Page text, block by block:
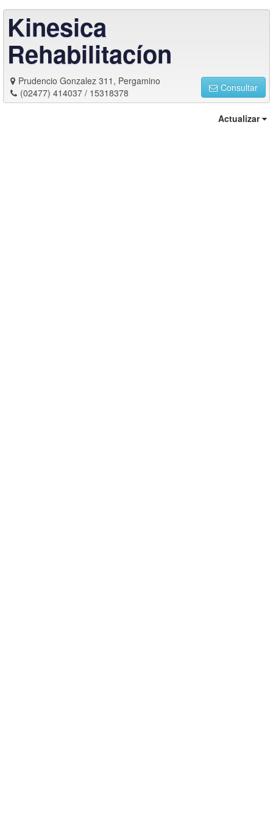
Kinesica
Rehabilitacíon
Prudencio Gonzalez 311, Pergamino
(02477) 414037 / 15318378
Consultar
Actualizar